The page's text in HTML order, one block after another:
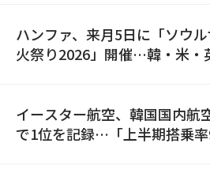
ハンファ、来月5日に「ソウ
火祭り2026」開催…韓・米・
イースター航空、韓国国内航
で1位を記録…「上半期搭乗率